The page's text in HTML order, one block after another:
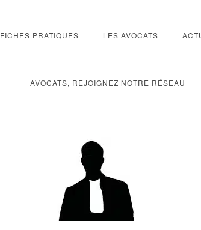
FICHES PRATIQUES LES AVOCATS
AVOCATS, REJOIGNEZ NOTRE RÉSEAU